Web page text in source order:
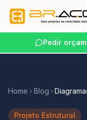
Pedir
Home Blog
Projeto Estrutural